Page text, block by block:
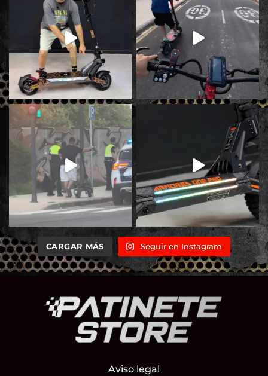
CARGAR MÁS Seguir en Instagram
Aviso legal